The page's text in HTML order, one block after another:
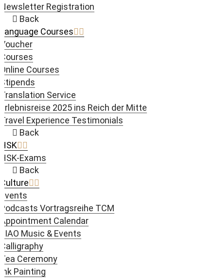
Newsletter Registration
Back
Language Courses
Voucher
Courses
Online Courses
Stipends
Translation Service
Erlebnisreise 2025 ins Reich der Mitte
Travel Experience Testimonials
Back
HSK
HSK-Exams
Back
Culture
Events
Podcasts Vortragsreihe TCM
Appointment Calendar
JIAO Music & Events
Calligraphy
Tea Ceremony
Ink Painting